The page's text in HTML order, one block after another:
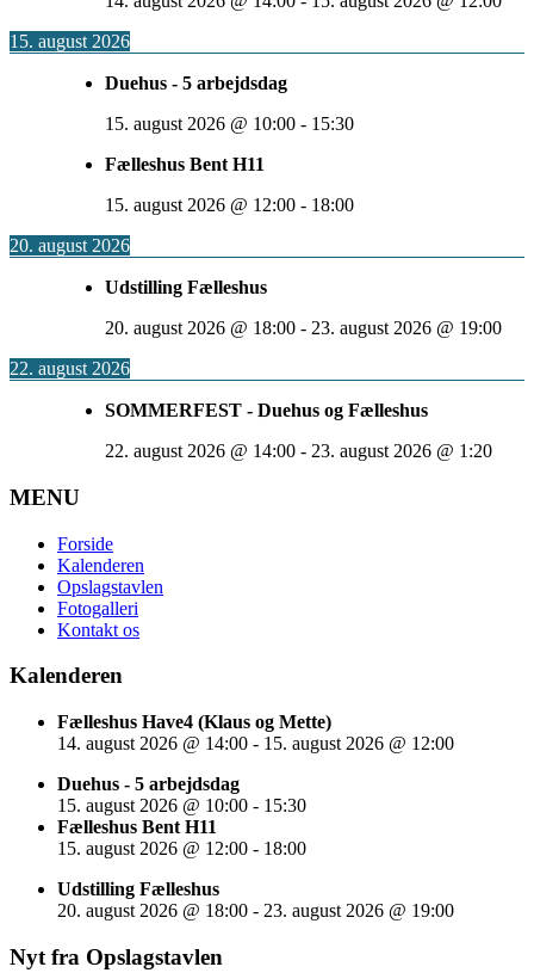
15. august 2026
Duehus - 5 arbejdsdag
15. august 2026 @ 10:00 - 15:30
Fælleshus Bent H11
15. august 2026 @ 12:00 - 18:00
20. august 2026
Udstilling Fælleshus
20. august 2026 @ 18:00 - 23. august 2026 @ 19:00
22. august 2026
SOMMERFEST - Duehus og Fælleshus
22. august 2026 @ 14:00 - 23. august 2026 @ 1:20
MENU
Forside
Kalenderen
Opslagstavlen
Fotogalleri
Kontakt os
Kalenderen
Fælleshus Have4 (Klaus og Mette)
14. august 2026 @ 14:00 - 15. august 2026 @ 12:00
Duehus - 5 arbejdsdag
15. august 2026 @ 10:00 - 15:30
Fælleshus Bent H11
15. august 2026 @ 12:00 - 18:00
Udstilling Fælleshus
20. august 2026 @ 18:00 - 23. august 2026 @ 19:00
Nyt fra Opslagstavlen